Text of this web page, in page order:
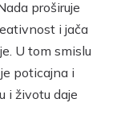
proširuje
i jača
U tom smislu
poticajna i
i životu daje